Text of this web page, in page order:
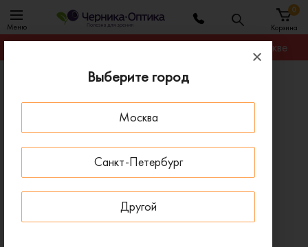
Выберите город
Москва
Санкт-Петербург
Другой
Меню Корзина
0
Гарантируем лучшую цену на любую оправу в Москве
Оправы для очков
Оправа Calvin Klein CKJ19521 274
ПОД ЗАКАЗ